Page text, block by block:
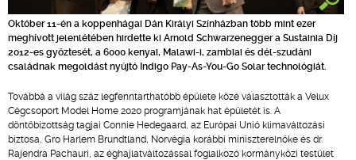
Október 11-én a koppenhágai Dán Királyi Színházban több mint ezer
meghívott jelenlétében hirdette ki Arnold Schwarzenegger a Sustainia Díj
2012-es győztesét, a 6000 kenyai, Malawi-i, zambiai és dél-szudáni
családnak megoldást nyújtó Indigo Pay-As-You-Go Solar technológiát.
Továbbá a világ száz legfenntarthatóbb épülete közé választották a Velux
Cégcsoport Model Home 2020 programjának hat épületét is. A
döntőbizottság tagjai Connie Hedegaard, az Európai Unió klímaváltozási
biztosa, Gro Harlem Brundtland, Norvégia korábbi miniszterelnöke és dr.
Rajendra Pachauri, az éghajlatváltozással foglalkozó kormányközi testület